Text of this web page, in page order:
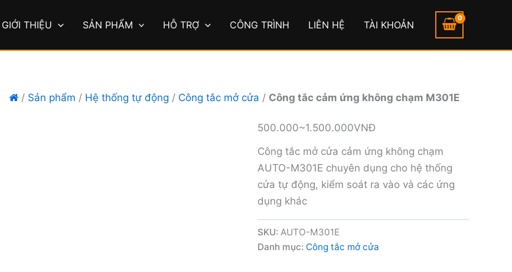
GIỚI THIỆU SẢN PHẨM HỖ TRỢ CÔNG TRÌNH LIÊN HỆ TÀI KHOẢN
/ Sản phẩm / Hệ thống tự động / Công tắc mở cửa / Công tắc cảm ứng không chạm M301E
500.000~1.500.000VNĐ
Công tắc mở cửa cảm ứng không chạm
AUTO-M301E chuyên dụng cho hệ thống
cửa tự động, kiểm soát ra vào và các ứng
dụng khác
SKU: AUTO-M301E
Danh mục: Công tắc mở cửa